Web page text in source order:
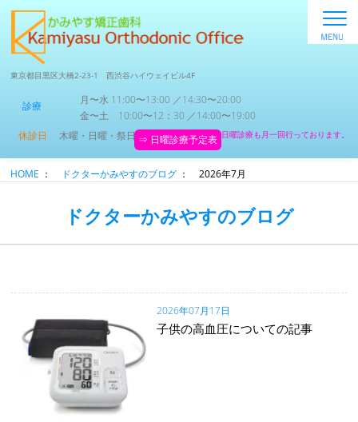
東京都目黒区大橋2-23-1 西渋谷ハイウェイビル4F
診療
月〜水 11:00〜13:00 ／14:30〜20:00
金〜土 10:00〜12：30 ／14:00〜19:00
休診日
木曜・日曜・祭日 ⇒ 日曜診療予定表 日曜診療も月一回行っております。
HOME ： ドクターかみやすのブログ ： 2026年7月
ドクターかみやすのブログ
2026年07月17日
子供の高血圧についての記事